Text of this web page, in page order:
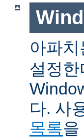
아파치
설정
다. 사
목록을